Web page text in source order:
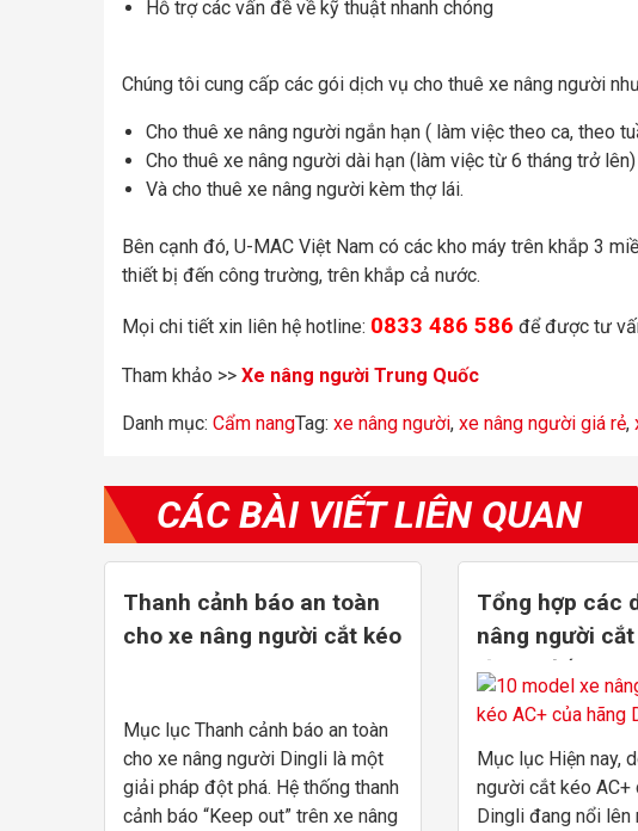
Hỗ trợ các vấn đề về kỹ thuật nhanh chóng
Chúng tôi cung cấp các gói dịch vụ cho thuê xe nâng người
Cho thuê xe nâng người ngắn hạn ( làm việc theo ca, theo
Cho thuê xe nâng người dài hạn (làm việc từ 6 tháng trở lên)
Và cho thuê xe nâng người kèm thợ lái.
Bên cạnh đó, U-MAC Việt Nam có các kho máy trên khắp 3
thiết bị đến công trường, trên khắp cả nước.
Mọi chi tiết xin liên hệ hotline: 0833 486 586 để được tư
Tham khảo >> Xe nâng người Trung Quốc
Danh mục: Cẩm nangTag: xe nâng người, xe nâng người giá rẻ,
CÁC BÀI VIẾT LIÊN QUAN
Thanh cảnh báo an toàn
cho xe nâng người cắt kéo
Mục lục Thanh cảnh báo an toàn
cho xe nâng người Dingli là một
giải pháp đột phá. Hệ thống thanh
cảnh báo “Keep out” trên xe nâng
Tổng hợp các
nâng người cắt
từ 8m đến 16m
Mục lục Hiện nay,
người cắt kéo AC+
Dingli đang nổi lên